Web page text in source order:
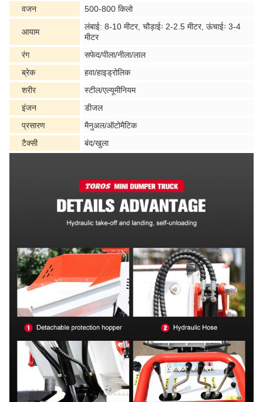
वजन
500-800 किलो
आयाम
लंबाई: 8-10 मीटर, चौड़ाईः 2-2.5 मीटर, ऊंचाईः 3-4
मीटर
रंग
सफेद/पीला/नीला/लाल
ब्रेक
हवा/हाइड्रोलिक
शरीर
स्टील/एल्यूमीनियम
इंजन
डीजल
प्रसारण
मैनुअल/ऑटोमैटिक
टैक्सी
बंद/खुला